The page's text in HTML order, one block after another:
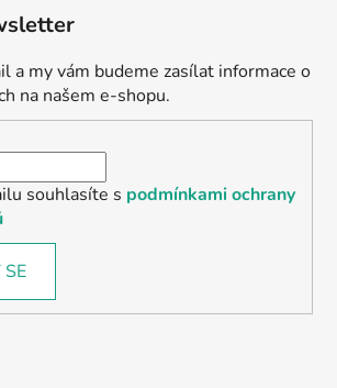
a my vám budeme zasílat informace o
na našem e-shopu.
souhlasíte s podmínkami ochrany